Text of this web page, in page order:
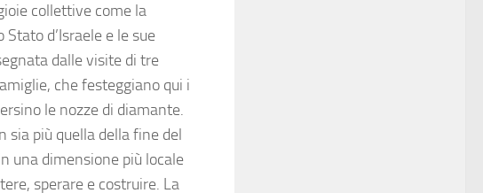
collettive come la
d’Israele e le sue
dalle visite di tre
che festeggiano qui i
le nozze di diamante.
sia più quella della fine del
una dimensione più locale
sperare e costruire. La